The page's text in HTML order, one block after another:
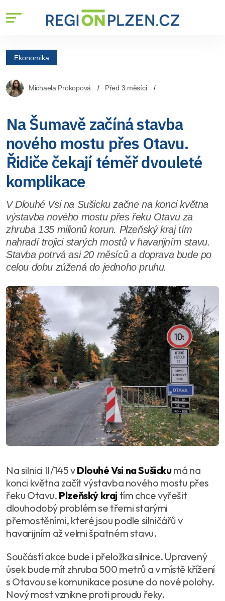
Ekonomika
Michaela Prokopová Před 3 měsíci
Na Šumavě začíná stavba
nového mostu přes Otavu.
Řidiče čekají téměř dvouleté
komplikace
V Dlouhé Vsi na Sušicku začne na konci května
výstavba nového mostu přes řeku Otavu za
zhruba 135 milionů korun. Plzeňský kraj tím
nahradí trojici starých mostů v havarijním stavu.
Stavba potrvá asi 20 měsíců a doprava bude po
celou dobu zúžená do jednoho pruhu.
Na silnici II/145 vDlouhé Vsi na Sušickumá na
konci května začít výstavba nového mostu přes
řeku Otavu. Plzeňský krajtím chce vyřešit
dlouhodobý problém se třemi starými
přemostěními, které jsou podle silničářů v
havarijním až velmi špatném stavu.
Součástí akce bude i přeložka silnice. Upravený
úsek bude mít zhruba 500 metrů a v místě křížení
s Otavou se komunikace posune do nové polohy.
Nový most vznikne proti proudu řeky.